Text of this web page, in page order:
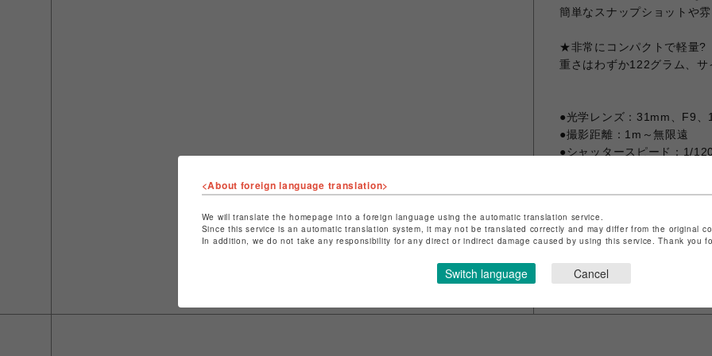
簡単なスナップショットや
★非常にコンパクトで軽量?
重さはわずか122グラム、
●光学レンズ：31mm、F9、
●撮影距離：1m～無限遠
●シャッタースピード：1/
シェアする
<About foreign language translation>
We will translate the homepage into a foreign language using the automatic translation service.
Since this service is an automatic translation system, it may not be translated correctly and may differ from the original
In addition, we do not take any responsibility for any direct or indirect damage caused by using this service. Thank you
Switch language Cancel